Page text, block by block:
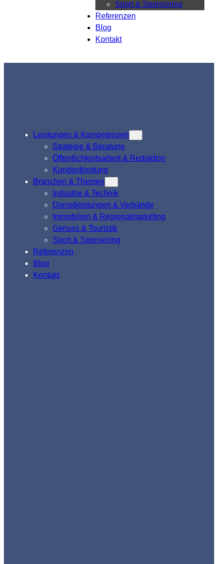
Sport & Sponsoring
Referenzen
Blog
Kontakt
Leistungen & Kompetenzen
Strategie & Beratung
Öffentlichkeitsarbeit & Redaktion
Kundenbindung
Branchen & Themen
Industrie & Technik
Dienstleistungen & Verbände
Immobilien & Regionalmarketing
Genuss & Touristik
Sport & Sponsoring
Referenzen
Blog
Kontakt